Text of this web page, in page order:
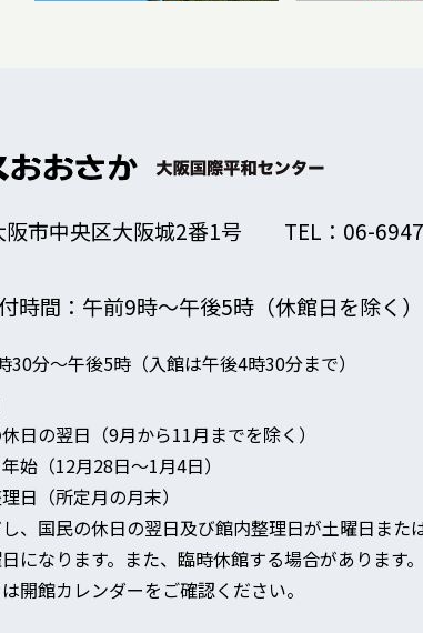
市中央区大阪城2番1号
TEL：06-
時間：午前9時～午後5時 （休館日を除く）
30分～午後5時 （入館は午後4時30分まで）
日の翌日（9月から11月までを除く）
始（12月28日～1月4日）
日（所定月の月末）
、国民の休日の翌日及び館内整理日が土曜日また
になります。 また、臨時休館する場合があります。
開館カレンダーをご確認ください。